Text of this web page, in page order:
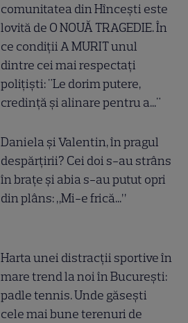
comunitatea din Hîncești este
lovită de O NOUĂ TRAGEDIE. În
ce condiții A MURIT unul
dintre cei mai respectați
polițiști: "Le dorim putere,
credință și alinare pentru a..."
Daniela și Valentin, în pragul
despărțirii? Cei doi s-au strâns
în brațe și abia s-au putut opri
din plâns: „Mi-e frică...”
Harta unei distracții sportive în
mare trend la noi în București:
padle tennis. Unde găsești
cele mai bune terenuri de